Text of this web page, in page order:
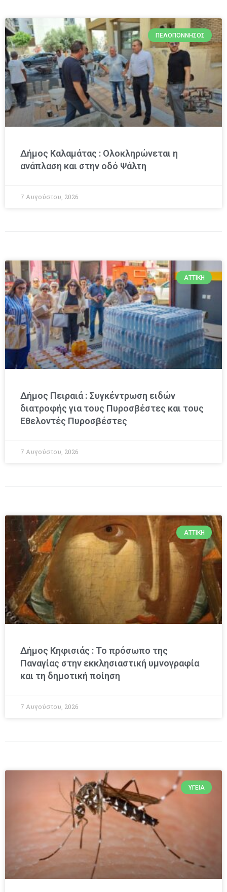
ΠΕΛΟΠΌΝΝΗΣΟΣ
Δήμος Καλαμάτας : Ολοκληρώνεται η
ανάπλαση και στην οδό Ψάλτη
7 Αυγούστου, 2026
ΑΤΤΙΚΉ
Δήμος Πειραιά : Συγκέντρωση ειδών
διατροφής για τους Πυροσβέστες και τους
Εθελοντές Πυροσβέστες
7 Αυγούστου, 2026
ΑΤΤΙΚΉ
Δήμος Κηφισιάς : Το πρόσωπο της
Παναγίας στην εκκλησιαστική υμνογραφία
και τη δημοτική ποίηση
7 Αυγούστου, 2026
ΥΓΕΊΑ